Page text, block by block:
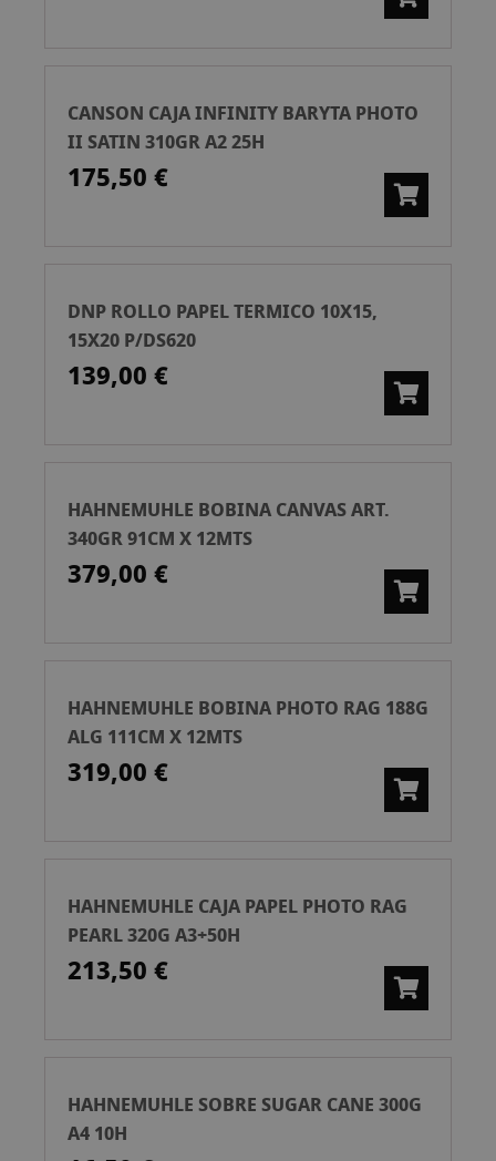
CANSON CAJA INFINITY BARYTA PHOTO
II SATIN 310GR A2 25H
175,50 €
DNP ROLLO PAPEL TERMICO 10X15,
15X20 P/DS620
139,00 €
HAHNEMUHLE BOBINA CANVAS ART.
340GR 91CM X 12MTS
379,00 €
HAHNEMUHLE BOBINA PHOTO RAG 188G
ALG 111CM X 12MTS
319,00 €
HAHNEMUHLE CAJA PAPEL PHOTO RAG
PEARL 320G A3+50H
213,50 €
HAHNEMUHLE SOBRE SUGAR CANE 300G
A4 10H